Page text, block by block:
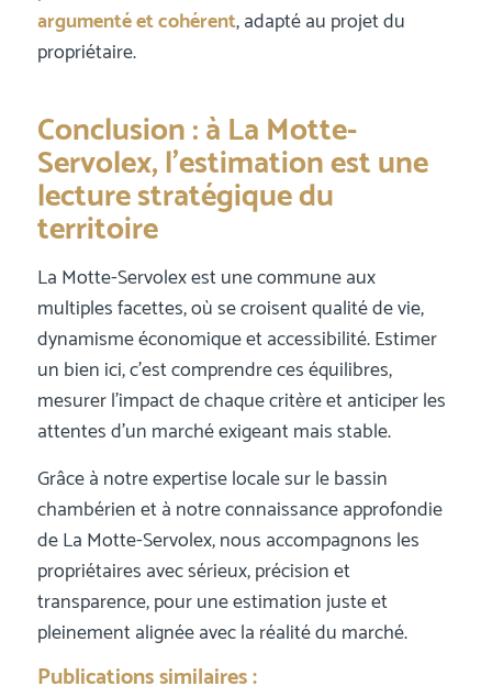
argumenté et cohérent, adapté au projet du
propriétaire.
Conclusion : à La Motte-
Servolex, l’estimation est une
lecture stratégique du
territoire
La Motte-Servolex est une commune aux
multiples facettes, où se croisent qualité de vie,
dynamisme économique et accessibilité. Estimer
un bien ici, c’est comprendre ces équilibres,
mesurer l’impact de chaque critère et anticiper les
attentes d’un marché exigeant mais stable.
Grâce à notre expertise locale sur le bassin
chambérien et à notre connaissance approfondie
de La Motte-Servolex, nous accompagnons les
propriétaires avec sérieux, précision et
transparence, pour une estimation juste et
pleinement alignée avec la réalité du marché.
Publications similaires :